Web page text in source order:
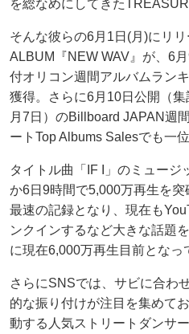
を総なめにしてきた
そんな彼らの6月1日(月)にリリ
ALBUM『NEW WAV』が、6
付オリコン週間アルバムラン
獲得。さらに6月10日公開（
月7日）のBillboard JAPAN週
ートTop Albums Salesでも一
タイトル曲「IF I」のミュー
か6日9時間で5,000万再生を
最速の記録となり、現在も
ンクインするなど大きな話題
に現在6,000万再生目前となっ
さらにSNSでは、サビに合わ
的な振り付けが注目を集めて
動する人気ストリートダンサ